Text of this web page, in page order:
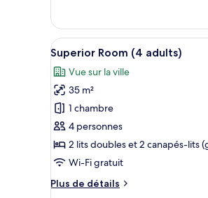
adultes)
de
chambre
Chambre
Deluxe
(3
adultes)
Afficher
toutes
les
photos
pour
ce
type
de
chambre :
Superior
6
Superior Room (4 adults)
Vue sur la ville
35 m²
1 chambre
4 personnes
2 lits doubles et 2 canapés-lits
Wi-Fi gratuit
Plus de détails
Plus